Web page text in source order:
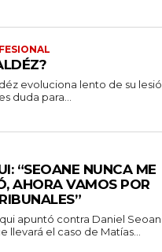
evoluciona lento de su
duda para...
“SEOANE NUNCA ME
AHORA VAMOS POR
apuntó contra Daniel
llevará el caso de Matías...